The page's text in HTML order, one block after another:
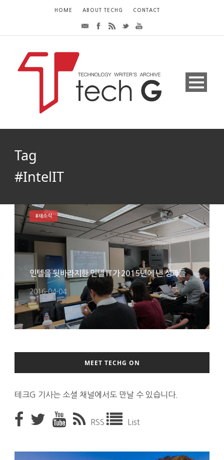
HOME ABOUT TECHG CONTACT
Tag
#IntelIT
인텔을 뒷바라지한 인텔 IT가 2015년에 낸 성과들
2016-04-04
#새소식
MEET TECHG ON
테크G 기사는 소셜 채널에서도 만날 수 있습니다.
RSS List